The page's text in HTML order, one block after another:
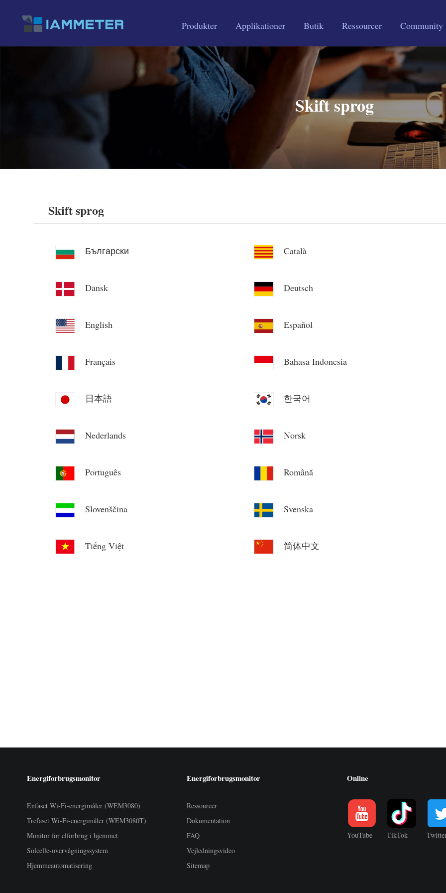
Produkter Applikationer Butik Ressourcer Community
Skift sprog
Skift sprog
Български Català
Dansk Deutsch
English Español
Français Bahasa Indonesia
日本語 한국어
Nederlands Norsk
Português Română
Slovenščina Svenska
Tiếng Việt 简体中文
Energiforbrugsmonitor
Enfaset Wi-Fi-energimåler (WEM3080)
Trefaset Wi-Fi-energimåler (WEM3080T)
Monitor for elforbrug i hjemmet
Solcelle-overvågningssystem
Hjemmeautomatisering
Energiforbrugsmonitor
Ressourcer
Dokumentation
FAQ
Vejledningsvideo
Sitemap
Online
YouTube TikTok